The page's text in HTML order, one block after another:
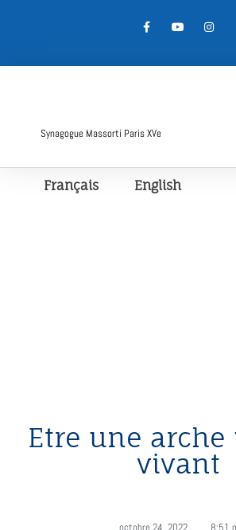
Synagogue Massorti Paris XVe
Français English
Etre une arche
vivant
octobre 24, 2022 , 8:51